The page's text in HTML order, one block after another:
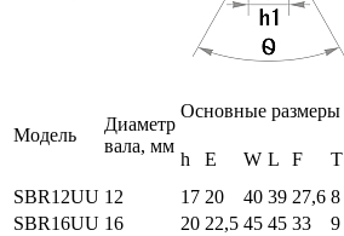
Модель
Диаметр
вала, мм
Основные размеры
h
E W L F T
SBR12UU 12 17 20 40 39 27,6 8
SBR16UU 16 20 22,5 45 45 33 9